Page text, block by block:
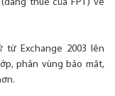
thuê của FPT) về
Exchange 2003 lên
phân vùng bảo mật,